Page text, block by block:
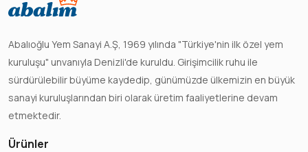
Abalıoğlu Yem Sanayi A.Ş, 1969 yılında "Türkiye'nin ilk özel yem
kuruluşu" unvanıyla Denizli'de kuruldu. Girişimcilik ruhu ile
sürdürülebilir büyüme kaydedip, günümüzde ülkemizin en büyük
sanayi kuruluşlarından biri olarak üretim faaliyetlerine devam
etmektedir.
Ürünler